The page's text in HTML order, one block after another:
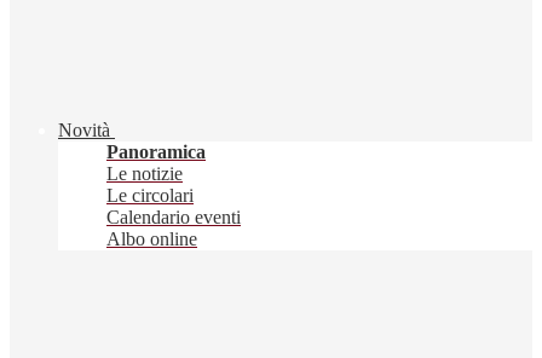
Novità
Panoramica
Le notizie
Le circolari
Calendario eventi
Albo online